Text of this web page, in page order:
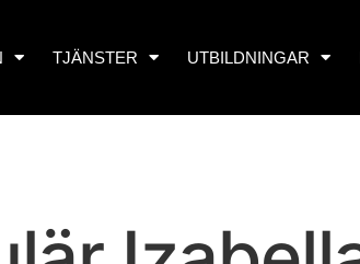
TJÄNSTER UTBILDNINGAR